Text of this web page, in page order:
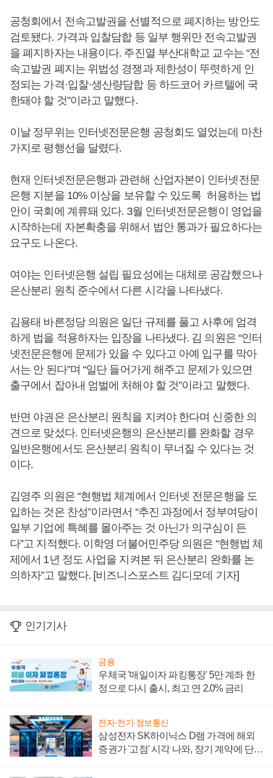
공청회에서 전속고발권을 선별적으로 폐지하는 방안도
검토됐다. 가격과 입찰담합 등 일부 행위만 전속고발권
을 폐지하자는 내용이다. 주진열 부산대학교 교수는 “전
속고발권 폐지는 위법성 경쟁과 제한성이 뚜렷하게 인
정되는 가격·입찰·생산량담합 등 하드코어 카르텔에 국
한돼야 할 것”이라고 말했다.
이날 정무위는 인터넷전문은행 공청회도 열었는데 마찬
가지로 평행선을 달렸다.
현재 인터넷전문은행과 관련해 산업자본이 인터넷전문
은행 지분을 10% 이상을 보유할 수 있도록 허용하는 법
안이 국회에 계류돼 있다. 3월 인터넷전문은행이 영업을
시작하는데 자본확충을 위해서 법안 통과가 필요하다는
요구도 나온다.
여야는 인터넷은행 설립 필요성에는 대체로 공감했으나
은산분리 원칙 준수에서 다른 시각을 나타냈다.
김용태 바른정당 의원은 일단 규제를 풀고 사후에 엄격
하게 법을 적용하자는 입장을 나타냈다. 김 의원은 “인터
넷전문은행에 문제가 있을 수 있다고 아예 입구를 막아
서는 안 된다”며 “일단 들어가게 해주고 문제가 있으면
출구에서 잡아내 엄벌에 처해야 할 것”이라고 말했다.
반면 야권은 은산분리 원칙을 지켜야 한다며 신중한 의
견으로 맞섰다. 인터넷은행의 은산분리를 완화할 경우
일반은행에서도 은산분리 원칙이 무너질 수 있다는 것
이다.
김영주 의원은 “현행법 체계에서 인터넷 전문은행을 도
입하는 것은 찬성”이라면서 “추진 과정에서 정부여당이
일부 기업에 특혜를 몰아주는 것 아닌가 의구심이 든
다”고 지적했다. 이학영 더불어민주당 의원은 “현행법 체
제에서 1년 정도 사업을 지켜본 뒤 은산분리 완화를 논
의하자”고 말했다. [비즈니스포스트 김디모데 기자]
인기기사
금융
우체국 '매일이자 파킹통장' 5만 계좌 한
정으로 다시 출시, 최고 연 2.0% 금리
전자·전기·정보통신
삼성전자 SK하이닉스 D램 가격에 해외
증권가 '고점' 시각 나와, 장기 계약에 단점